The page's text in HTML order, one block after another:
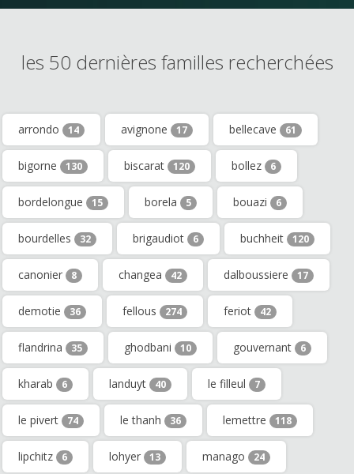
les 50 dernières familles recherchées
arrondo 14 avignone 17 bellecave 61
bigorne 130 biscarat 120 bollez 6
bordelongue 15 borela 5 bouazi 6
bourdelles 32 brigaudiot 6 buchheit 120
canonier 8 changea 42 dalboussiere 17
demotie 36 fellous 274 feriot 42
flandrina 35 ghodbani 10 gouvernant 6
kharab 6 landuyt 40 le filleul 7
le pivert 74 le thanh 36 lemettre 118
lipchitz 6 lohyer 13 manago 24